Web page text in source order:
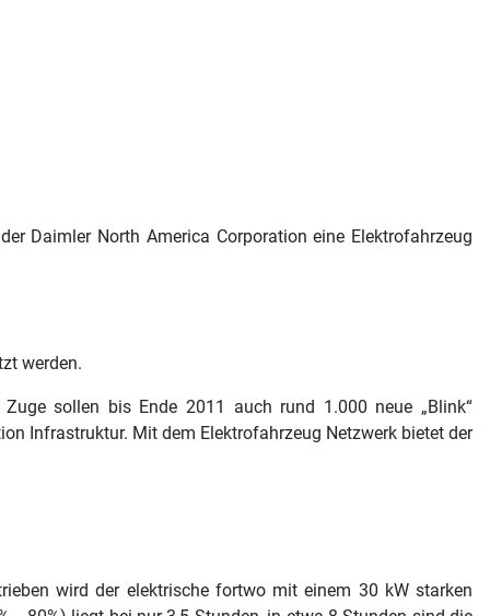
der Daimler North America Corporation eine Elektrofahrzeug
werden.
sollen bis Ende 2011 auch rund 1.000 neue „Blink“
Infrastruktur. Mit dem Elektrofahrzeug Netzwerk bietet der
wird der elektrische fortwo mit einem 30 kW starken